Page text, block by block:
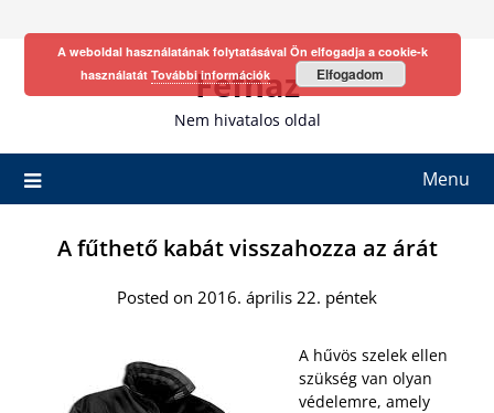
Fefhaz
Nem hivatalos oldal
Menu
A fűthető kabát visszahozza az árát
Posted on 2016. április 22. péntek
A hűvös szelek ellen
szükség van olyan
védelemre, amely
A weboldal használatának folytatásával Ön elfogadja a cookie-k
használatát További információk Elfogadom